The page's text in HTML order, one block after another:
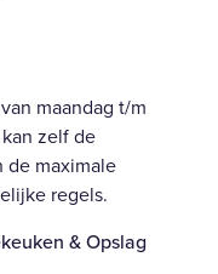
maandag t/m
zelf de
maximale
regels.
& Opslag